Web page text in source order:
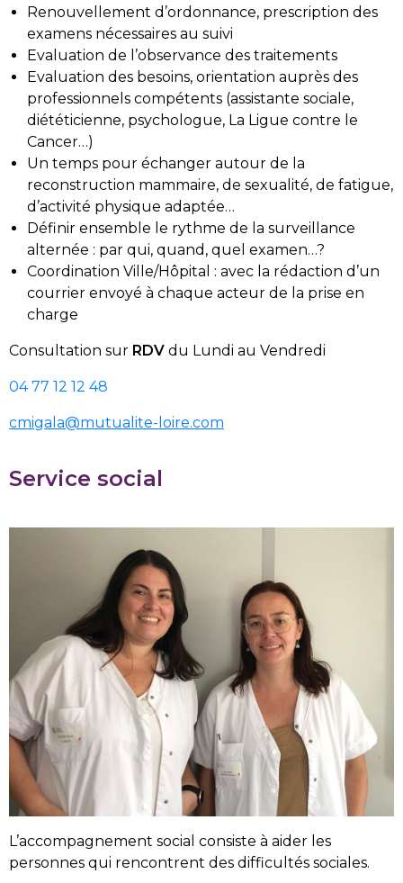
Renouvellement d’ordonnance, prescription des
examens nécessaires au suivi
Evaluation de l’observance des traitements
Evaluation des besoins, orientation auprès des
professionnels compétents (assistante sociale,
diététicienne, psychologue, La Ligue contre le
Cancer…)
Un temps pour échanger autour de la
reconstruction mammaire, de sexualité, de fatigue,
d’activité physique adaptée…
Définir ensemble le rythme de la surveillance
alternée : par qui, quand, quel examen…?
Coordination Ville/Hôpital : avec la rédaction d’un
courrier envoyé à chaque acteur de la prise en
charge
Consultation sur RDV du Lundi au Vendredi
04 77 12 12 48
cmigala@mutualite-loire.com
Service social
L’accompagnement social consiste à aider les
personnes qui rencontrent des difficultés sociales.